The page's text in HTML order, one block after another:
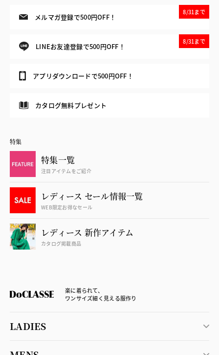
メルマガ登録で500円OFF！
8/31まで
LINEお友達登録で500円OFF！
8/31まで
アプリダウンロードで500円OFF！
カタログ無料プレゼント
特集
特集一覧
注目アイテムをご紹介
レディース セール情報一覧
WEB限定お得なセール
レディース 新作アイテム
カタログ掲載商品
楽に着られて、
ワンサイズ細く見える服作り
LADIES